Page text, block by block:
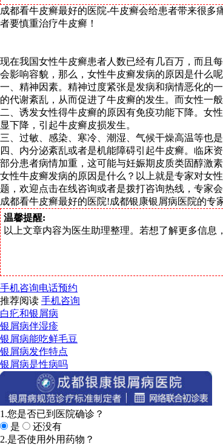
成都看牛皮癣最好的医院-牛皮癣会给患者带来很
者要慎重治疗牛皮癣！
现在我国女性牛皮癣患者人数已经有几百万，而且
会影响容貌，那么，女性牛皮癣发病的原因是什么呢
一、精神因素。精神过度紧张是发病和病情恶化的
的代谢紊乱，从而促进了牛皮癣的发生。而女性一
二、诱发女性得牛皮癣的原因有免疫功能下降。女
显下降，引起牛皮癣皮损发生。
三、过敏、感染、寒冷、潮湿、气候干燥高温等也
四、内分泌紊乱或者是机能障碍引起牛皮癣。临床
部分患者病情加重，这可能与妊娠期皮质类固醇激素
女性牛皮癣发病的原因是什么？以上就是专家对女
题，欢迎点击在线咨询或者是拨打咨询热线，专家
成都看牛皮癣最好的医院!成都银康银屑病医院的专
温馨提醒:
以上文章内容为医生助理整理。若想了解更多信息
手机咨询电话预约
推荐阅读 手机咨询
白疕和银屑病
银屑病伴湿疹
银屑病能吃鲜毛豆
银屑病发作特点
银屑病是性病吗
1.您是否已到医院确诊？
是
还没有
2.是否使用外用药物？